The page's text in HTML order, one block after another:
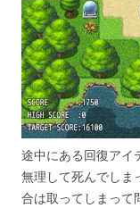
途中にある回復アイ
無理して死んでしま
合は取ってしまって